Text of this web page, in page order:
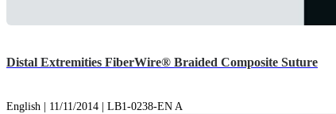
Distal Extremities FiberWire® Braided Composite Suture
English | 11/11/2014 | LB1-0238-EN A